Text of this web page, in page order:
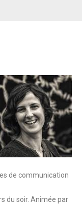
de communication
du soir. Animée par